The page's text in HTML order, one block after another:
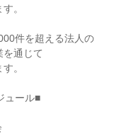
。
件を超える法人の
を通じて
。
ュール■